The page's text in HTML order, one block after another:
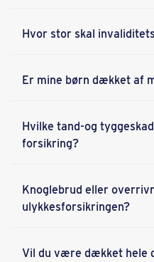
Hvor stor skal
Er mine børn dækket af
Hvilke tand-og
forsikring?
Knoglebrud eller
ulykkesforsikringen?
Vil du være dækket hele